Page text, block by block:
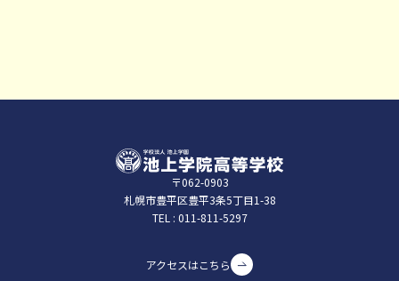
〒062-0903
札幌市豊平区豊平3条5丁⽬1-38
TEL : 011-811-5297
アクセスはこちら